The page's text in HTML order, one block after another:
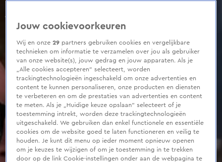
of
seconds
Jouw cookievoorkeuren
Wij en onze29 partners gebruiken cookies en vergelijkbare
technieken om informatie te verzamelen over jou als gebruiker
van onze website(s), jouw gedrag en jouw apparaten. Als je
„Alle cookies accepteren” selecteert, worden
trackingtechnologieën ingeschakeld om onze advertenties en
content te kunnen personaliseren, onze producten en diensten
te verbeteren en om de prestaties van advertenties en content
te meten. Als je „Huidige keuze opslaan” selecteert of je
toestemming intrekt, worden deze trackingtechnologieën
uitgeschakeld. We gebruiken dan enkel functionele en essentiële
cookies om de website goed te laten functioneren en veilig te
houden. Je kunt dit menu op ieder moment opnieuw openen
om je keuzes te wijzigen of om je toestemming in te trekken
door op de link Cookie-instellingen onder aan de webpagina te